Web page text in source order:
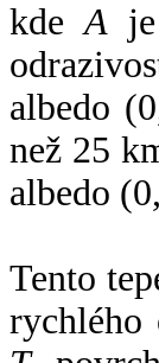
kdeA
albedo
než 25
albedo
Tento
rychlého